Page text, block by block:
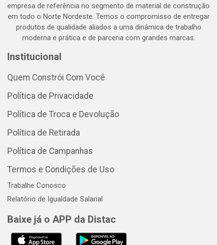
empresa de referência no segmento de material de construção
em todo o Norte Nordeste. Temos o compromisso de entregar
produtos de qualidade aliados a uma dinâmica de trabalho
moderna e prática e de parceria com grandes marcas.
Institucional
Quem Constrói Com Você
Política de Privacidade
Política de Troca e Devolução
Política de Retirada
Política de Campanhas
Termos e Condições de Uso
Trabalhe Conosco
Relatório de Igualdade Salarial
Baixe já o APP da Distac